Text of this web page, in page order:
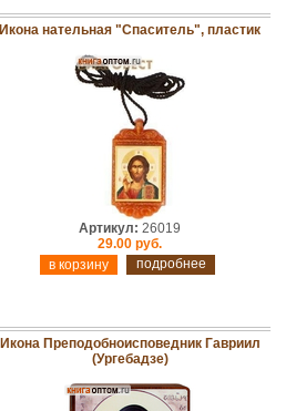
Икона нательная "Спаситель", пластик
Артикул: 26019
29.00 руб.
подробнее
Икона Преподобноисповедник Гавриил
(Ургебадзе)